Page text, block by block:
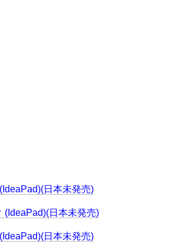
日本未発売)
(IdeaPad)(日本未発売)
日本未発売)